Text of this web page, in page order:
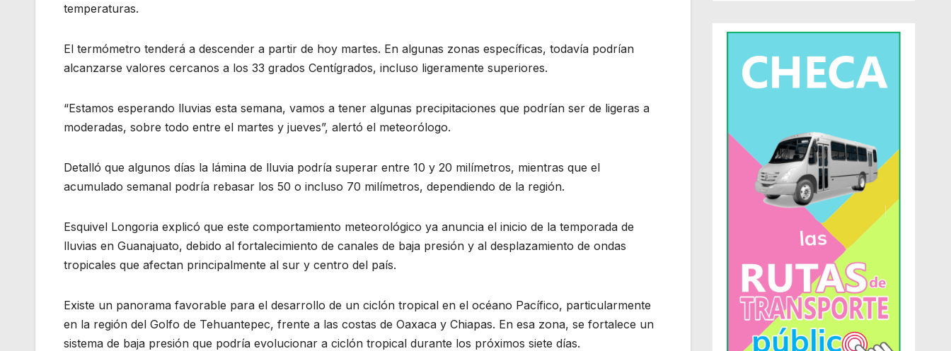
temperaturas.
El termómetro tenderá a descender a partir de hoy martes. En algunas zonas específicas, todavía podrían
alcanzarse valores cercanos a los 33 grados Centígrados, incluso ligeramente superiores.
“Estamos esperando lluvias esta semana, vamos a tener algunas precipitaciones que podrían ser de ligeras a
moderadas, sobre todo entre el martes y jueves”, alertó el meteorólogo.
Detalló que algunos días la lámina de lluvia podría superar entre 10 y 20 milímetros, mientras que el
acumulado semanal podría rebasar los 50 o incluso 70 milímetros, dependiendo de la región.
Esquivel Longoria explicó que este comportamiento meteorológico ya anuncia el inicio de la temporada de
lluvias en Guanajuato, debido al fortalecimiento de canales de baja presión y al desplazamiento de ondas
tropicales que afectan principalmente al sur y centro del país.
Existe un panorama favorable para el desarrollo de un ciclón tropical en el océano Pacífico, particularmente
en la región del Golfo de Tehuantepec, frente a las costas de Oaxaca y Chiapas. En esa zona, se fortalece un
sistema de baja presión que podría evolucionar a ciclón tropical durante los próximos siete días.